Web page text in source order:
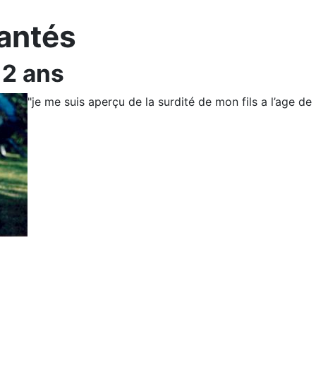
ans
"je me suis aperçu de la surdité de mon fils a l’age de